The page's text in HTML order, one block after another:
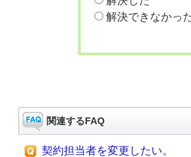
解決できなかっ
関連するFAQ
契約担当者を変更したい。